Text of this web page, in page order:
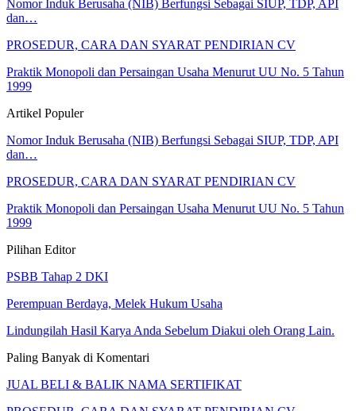
Nomor Induk Berusaha (NIB) Berfungsi Sebagai SIUP, TDP, API
dan…
PROSEDUR, CARA DAN SYARAT PENDIRIAN CV
Praktik Monopoli dan Persaingan Usaha Menurut UU No. 5 Tahun
1999
Artikel Populer
Nomor Induk Berusaha (NIB) Berfungsi Sebagai SIUP, TDP, API
dan…
PROSEDUR, CARA DAN SYARAT PENDIRIAN CV
Praktik Monopoli dan Persaingan Usaha Menurut UU No. 5 Tahun
1999
Pilihan Editor
PSBB Tahap 2 DKI
Perempuan Berdaya, Melek Hukum Usaha
Lindungilah Hasil Karya Anda Sebelum Diakui oleh Orang Lain.
Paling Banyak di Komentari
JUAL BELI & BALIK NAMA SERTIFIKAT